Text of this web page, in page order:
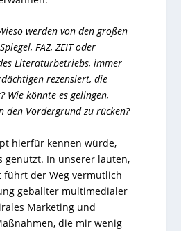
werden von den großen
FAZ, ZEIT oder
Literaturbetriebs, immer
rezensiert, die
Wie könnte es gelingen,
den Vordergrund zu rücken?
hierfür kennen würde,
genutzt. In unserer lauten,
führt der Weg vermutlich
geballter multimedialer
Marketing und
die mir wenig